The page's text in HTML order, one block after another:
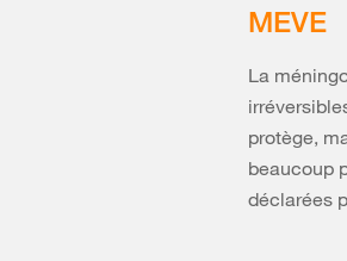
MEVE
La
protège,
beaucoup
déclarées